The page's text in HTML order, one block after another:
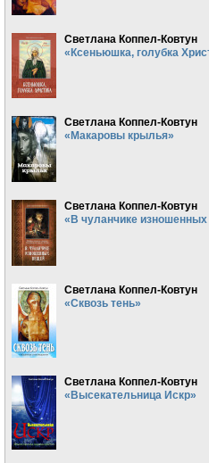
Светлана Коппел-Ковтун
«Ксеньюшка, голубка
Светлана Коппел-Ковтун
«Макаровы крылья»
Светлана Коппел-Ковтун
«В чуланчике
Светлана Коппел-Ковтун
«Сквозь тень»
Светлана Коппел-Ковтун
«Высекательница Искр»